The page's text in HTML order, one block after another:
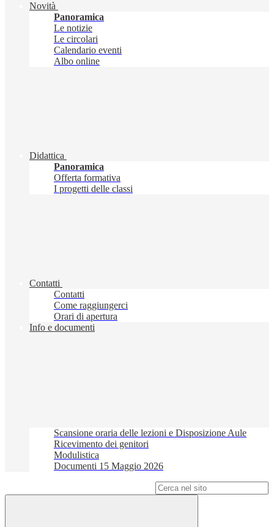
Novità
Panoramica
Le notizie
Le circolari
Calendario eventi
Albo online
Didattica
Panoramica
Offerta formativa
I progetti delle classi
Contatti
Contatti
Come raggiungerci
Orari di apertura
Info e documenti
Scansione oraria delle lezioni e Disposizione Aule
Ricevimento dei genitori
Modulistica
Documenti 15 Maggio 2026